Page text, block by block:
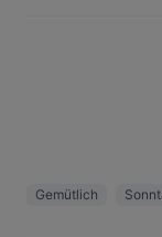
Gemütlich